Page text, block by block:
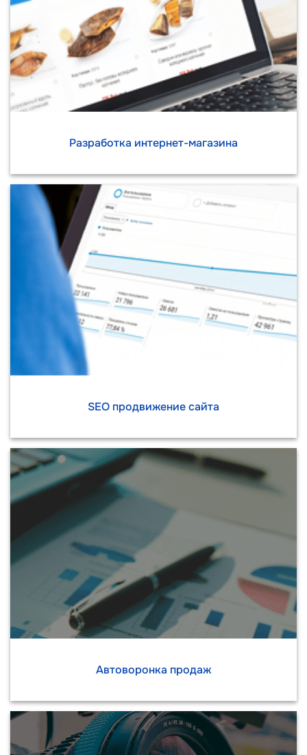
Разработка интернет-магазина
SEO продвижение сайта
Автоворонка продаж